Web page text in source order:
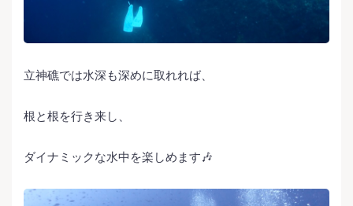
立神礁では水深も深めに取れれば、
根と根を行き来し、
ダイナミックな水中を楽しめます🎶